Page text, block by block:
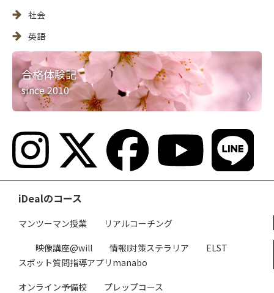
社会
英語
合格体験記
since 2010
iDealのコース
マンツーマン授業
リアルコーチング
映像講座@will
情報Ⅰ対策ステラリア
ELST
スポット質問指導アプリmanabo
オンライン予備校
プレップコース